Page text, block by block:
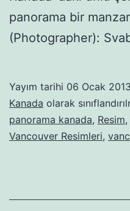
panorama bir
(Photographer):
Yayım tarihi 06 Ocak 2013
Kanada olarak
panorama kanada, Resim,
Vancouver Resimleri,